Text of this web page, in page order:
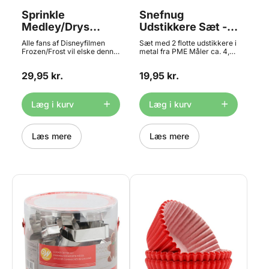
Sprinkle
Medley/Drys
Medley - Frozen
50g, FunCakes
Alle fans af Disneyfilmen
Frozen/Frost vil elske denne
forskellige Frozen-figurer -
cupsakes, desserter m.m.
med f.eks. et Frozen-tema.
Indhold: 50 gram
29,95 kr.
Læg i kurv
Læs mere
Snefnug
Udstikkere Sæt -
4,5+7,5 cm, PME
Sæt med 2 flotte udstikkere i
metal fra PME Måler ca. 4,5
opvaskemaskine
19,95 kr.
Læg i kurv
Læs mere